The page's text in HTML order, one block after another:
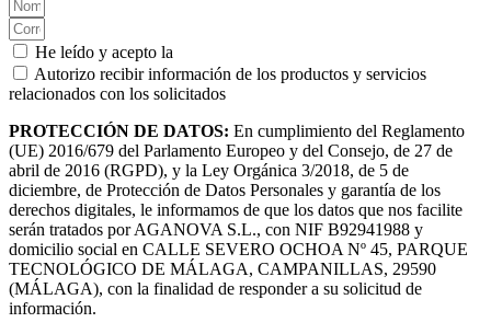
He leído y acepto la
Autorizo recibir información de los productos y servicios
relacionados con los solicitados
PROTECCIÓN DE DATOS: En cumplimiento del Reglamento
(UE) 2016/679 del Parlamento Europeo y del Consejo, de 27 de
abril de 2016 (RGPD), y la Ley Orgánica 3/2018, de 5 de
diciembre, de Protección de Datos Personales y garantía de los
derechos digitales, le informamos de que los datos que nos facilite
serán tratados por AGANOVA S.L., con NIF B92941988 y
domicilio social en CALLE SEVERO OCHOA Nº 45, PARQUE
TECNOLÓGICO DE MÁLAGA, CAMPANILLAS, 29590
(MÁLAGA), con la finalidad de responder a su solicitud de
información.